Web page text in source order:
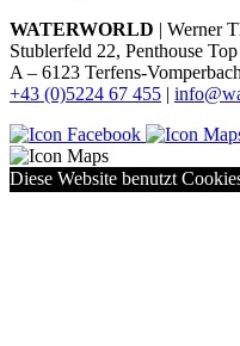
WATERWORLD | Werner
Stublerfeld 22, Penthouse
A – 6123 Terfens-Vomperbach
+43 (0)5224 67 455 |
Diese Website benutzt